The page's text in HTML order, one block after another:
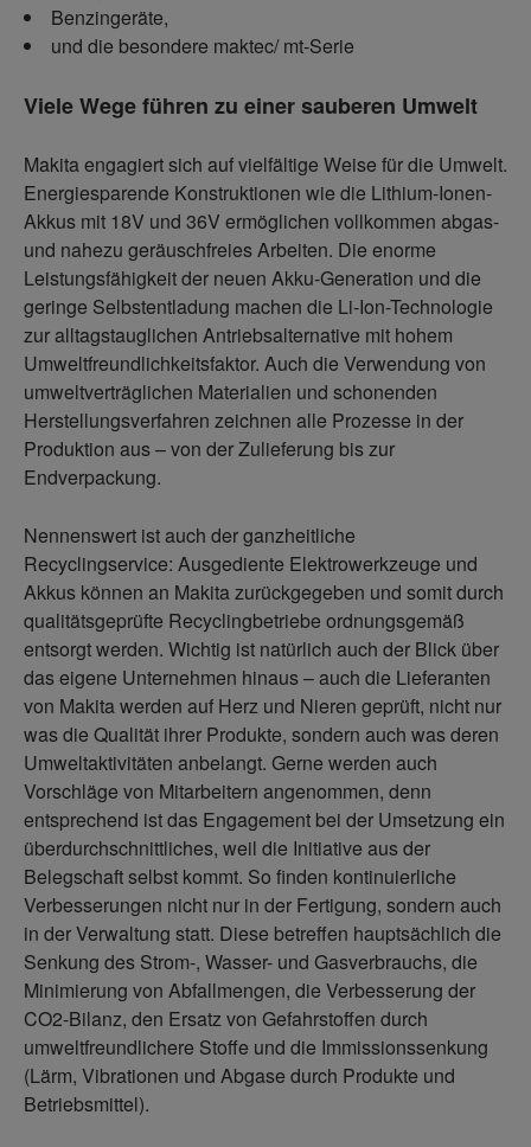
Benzingeräte,
und die besondere maktec/ mt-Serie
Viele Wege führen zu einer sauberen Umwelt
Makita engagiert sich auf vielfältige Weise für die Umwelt.
Energiesparende Konstruktionen wie die Lithium-Ionen-
Akkus mit 18V und 36V ermöglichen vollkommen abgas-
und nahezu geräuschfreies Arbeiten. Die enorme
Leistungsfähigkeit der neuen Akku-Generation und die
geringe Selbstentladung machen die Li-Ion-Technologie
zur alltagstauglichen Antriebsalternative mit hohem
Umweltfreundlichkeitsfaktor. Auch die Verwendung von
umweltverträglichen Materialien und schonenden
Herstellungsverfahren zeichnen alle Prozesse in der
Produktion aus – von der Zulieferung bis zur
Endverpackung.
Nennenswert ist auch der ganzheitliche
Recyclingservice: Ausgediente Elektrowerkzeuge und
Akkus können an Makita zurückgegeben und somit durch
qualitätsgeprüfte Recyclingbetriebe ordnungsgemäß
entsorgt werden. Wichtig ist natürlich auch der Blick über
das eigene Unternehmen hinaus – auch die Lieferanten
von Makita werden auf Herz und Nieren geprüft, nicht nur
was die Qualität ihrer Produkte, sondern auch was deren
Umweltaktivitäten anbelangt. Gerne werden auch
Vorschläge von Mitarbeitern angenommen, denn
entsprechend ist das Engagement bei der Umsetzung ein
überdurchschnittliches, weil die Initiative aus der
Belegschaft selbst kommt. So finden kontinuierliche
Verbesserungen nicht nur in der Fertigung, sondern auch
in der Verwaltung statt. Diese betreffen hauptsächlich die
Senkung des Strom-, Wasser- und Gasverbrauchs, die
Minimierung von Abfallmengen, die Verbesserung der
CO2-Bilanz, den Ersatz von Gefahrstoffen durch
umweltfreundlichere Stoffe und die Immissionssenkung
(Lärm, Vibrationen und Abgase durch Produkte und
Betriebsmittel).